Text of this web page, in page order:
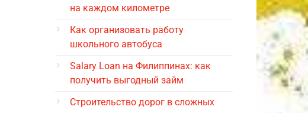
на каждом километре
Как организовать работу
школьного автобуса
Salary Loan на Филиппинах: как
получить выгодный займ
Строительство дорог в сложных